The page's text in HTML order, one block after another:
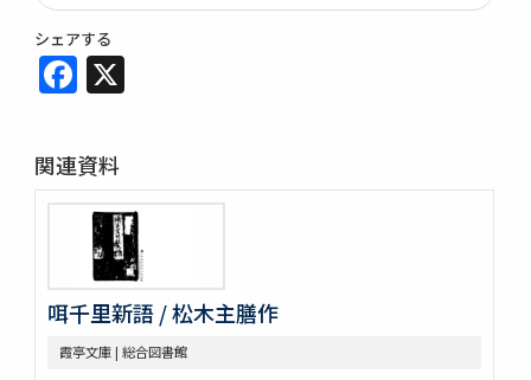
シェアする
Facebook
関連資料
咡千里新語 / 松木主膳作
霞亭文庫 | 総合図書館